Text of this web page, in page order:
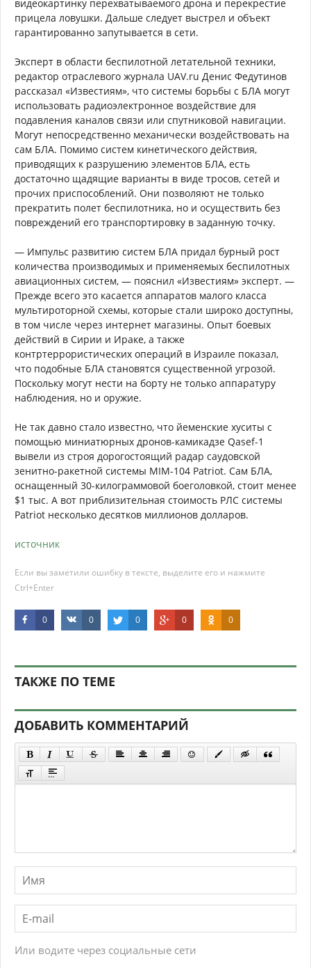
видеокартинку перехватываемого дрона и перекрестие
прицела ловушки. Дальше следует выстрел и объект
гарантированно запутывается в сети.
Эксперт в области беспилотной летательной техники,
редактор отраслевого журнала UAV.ru Денис Федутинов
рассказал «Известиям», что системы борьбы с БЛА могут
использовать радиоэлектронное воздействие для
подавления каналов связи или спутниковой навигации.
Могут непосредственно механически воздействовать на
сам БЛА. Помимо систем кинетического действия,
приводящих к разрушению элементов БЛА, есть
достаточно щадящие варианты в виде тросов, сетей и
прочих приспособлений. Они позволяют не только
прекратить полет беспилотника, но и осуществить без
повреждений его транспортировку в заданную точку.
— Импульс развитию систем БЛА придал бурный рост
количества производимых и применяемых беспилотных
авиационных систем, — пояснил «Известиям» эксперт. ­—
Прежде всего это касается аппаратов малого класса
мультироторной схемы, которые стали широко доступны,
в том числе через интернет магазины. Опыт боевых
действий в Сирии и Ираке, а также
контртеррористических операций в Израиле показал,
что подобные БЛА становятся существенной угрозой.
Поскольку могут нести на борту не только аппаратуру
наблюдения, но и оружие.
Не так давно стало известно, что йеменские хуситы с
помощью миниатюрных дронов-камикадзе Qasef-1
вывели из строя дорогостоящий радар саудовской
зенитно-ракетной системы MIM-104 Patriot. Сам БЛА,
оснащенный 30-килограммовой боеголовкой, стоит менее
$1 тыс. А вот приблизительная стоимость РЛС системы
Patriot несколько десятков миллионов долларов.
источник
Если вы заметили ошибку в тексте, выделите его и нажмите
Ctrl+Enter
0 0 0 0 0
ТАКЖЕ ПО ТЕМЕ
ДОБАВИТЬ КОММЕНТАРИЙ
Или водите через социальные сети